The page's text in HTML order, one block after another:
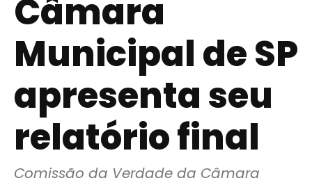
Câmara
Municipal de SP
apresenta seu
relatório final
Comissão da Verdade da Câmara